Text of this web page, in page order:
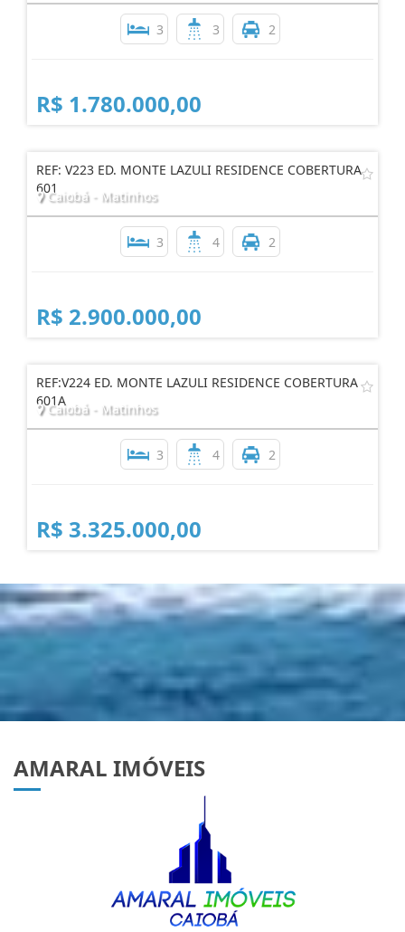
3 3 2
R$ 1.780.000,00
REF: V223 ED. MONTE LAZULI RESIDENCE COBERTURA
601
Caiobá - Matinhos
3 4 2
R$ 2.900.000,00
REF:V224 ED. MONTE LAZULI RESIDENCE COBERTURA
601A
Caiobá - Matinhos
3 4 2
R$ 3.325.000,00
AMARAL IMÓVEIS